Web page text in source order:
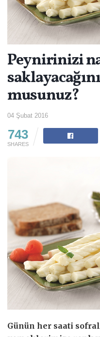
Peynirinizi
musunuz?
04 Şubat 2016
743
SHARES
Günün her saati